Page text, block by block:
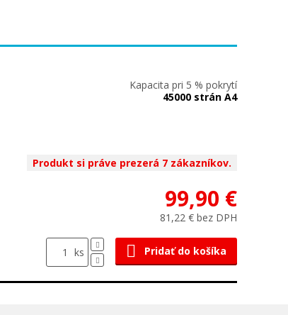
Kapacita pri 5 % pokrytí
45000 strán A4
Produkt si práve prezerá 7 zákazníkov.
99,90 €
81,22 € bez DPH
ks Pridať do košíka